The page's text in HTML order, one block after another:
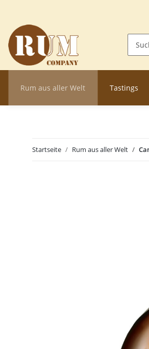
Rum aus aller Welt Tastings
Startseite Rum aus aller Welt